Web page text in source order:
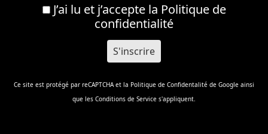
J’ai lu et j’accepte la Politique de
confidentialité
Ce site est protégé par reCAPTCHA et la Politique de Confidentalité de Google ainsi
que les Conditions de Service s'appliquent.